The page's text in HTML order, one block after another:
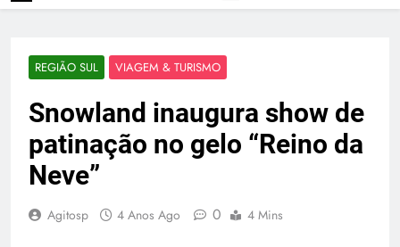
REGIÃO SUL VIAGEM & TURISMO
Snowland inaugura show de
patinação no gelo “Reino da
Neve”
Agitosp 4 Anos Ago 0 4 Mins